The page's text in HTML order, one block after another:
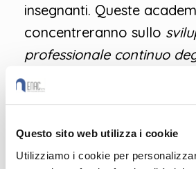
Questo sito web utilizza i cookie
Utilizziamo i cookie per
insegnanti. Queste
concentreranno sullo
professionale continuo
insegnanti
col fine ultimo
la soddisfazione del
miglioramento della
insegnanti ad affrontare i